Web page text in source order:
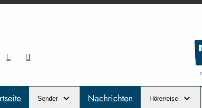
Sender Nachrichten Hörerreise